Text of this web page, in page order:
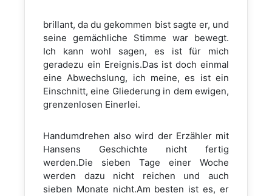
brillant, da du gekommen bist sagte er, und
seine gemächliche Stimme war bewegt.
Ich kann wohl sagen, es ist für mich
geradezu ein Ereignis.Das ist doch einmal
eine Abwechslung, ich meine, es ist ein
Einschnitt, eine Gliederung in dem ewigen,
grenzenlosen Einerlei.
Handumdrehen also wird der Erzähler mit
Hansens Geschichte nicht fertig
werden.Die sieben Tage einer Woche
werden dazu nicht reichen und auch
sieben Monate nicht.Am besten ist es, er